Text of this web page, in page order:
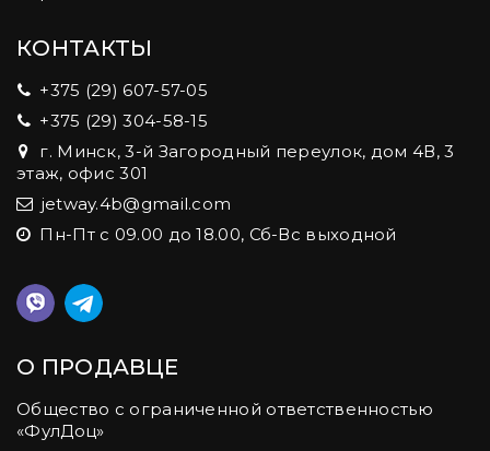
КОНТАКТЫ
+375 (29) 607-57-05
+375 (29) 304-58-15
г. Минск, 3-й Загородный переулок, дом 4В, 3
этаж, офис 301
jetway.4b@gmail.com
Пн-Пт с 09.00 до 18.00, Сб-Вс выходной
О ПРОДАВЦЕ
Общество с ограниченной ответственностью
«ФулДоц»